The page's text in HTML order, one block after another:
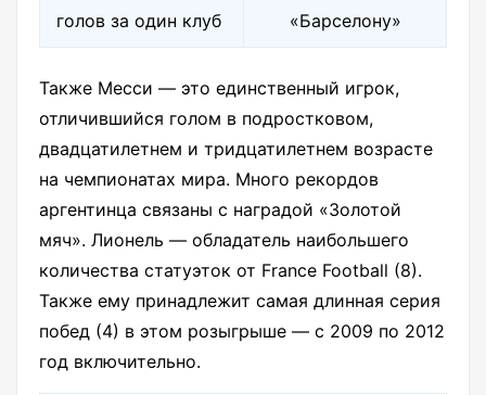
голов за один клуб
«Барселону»
Также Месси — это единственный игрок,
отличившийся голом в подростковом,
двадцатилетнем и тридцатилетнем возрасте
на чемпионатах мира. Много рекордов
аргентинца связаны с наградой «Золотой
мяч». Лионель — обладатель наибольшего
количества статуэток от France Football (8).
Также ему принадлежит самая длинная серия
побед (4) в этом розыгрыше — с 2009 по 2012
год включительно.